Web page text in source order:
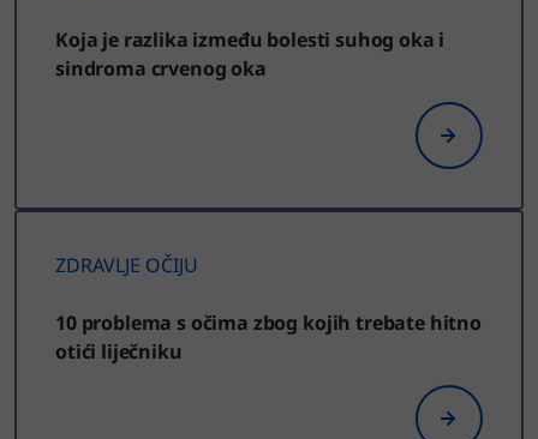
Koja je razlika između bolesti suhog oka i
sindroma crvenog oka
ZDRAVLJE OČIJU
10 problema s očima zbog kojih trebate hitno
otići liječniku